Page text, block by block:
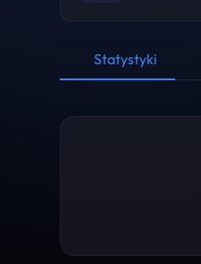
Statystyki